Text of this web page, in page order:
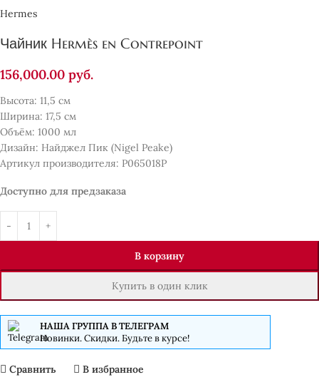
Hermes
Чайник Hermès en Contrepoint
156,000.00 руб.
Высота: 11,5 см
Ширина: 17,5 см
Объём: 1000 мл
Дизайн: Найджел Пик (Nigel Peake)
Артикул производителя: P065018P
Доступно для предзаказа
В корзину
Купить в один клик
НАША ГРУППА В ТЕЛЕГРАМ
Новинки. Скидки. Будьте в курсе!
Сравнить В избранное